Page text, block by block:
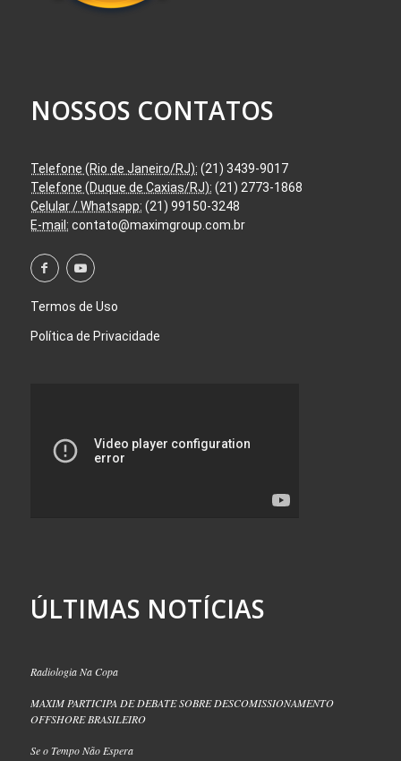
NOSSOS CONTATOS
Telefone (Rio de Janeiro/RJ): (21) 3439-9017
Telefone (Duque de Caxias/RJ): (21) 2773-1868
Celular / Whatsapp: (21) 99150-3248
E-mail: contato@maximgroup.com.br
Termos de Uso
Política de Privacidade
ÚLTIMAS NOTÍCIAS
Radiologia Na Copa
MAXIM PARTICIPA DE DEBATE SOBRE DESCOMISSIONAMENTO
OFFSHORE BRASILEIRO
Se o Tempo Não Espera